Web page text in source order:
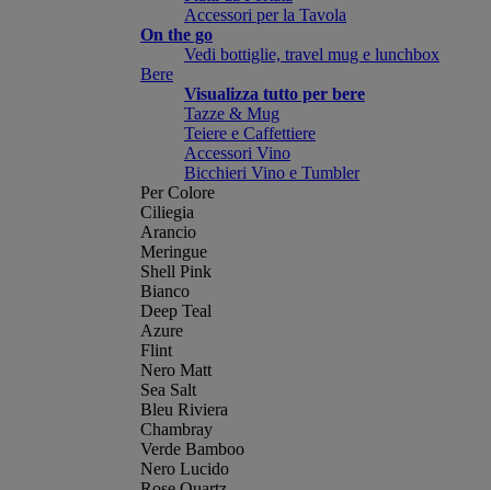
Accessori per la Tavola
On the go
Vedi bottiglie, travel mug e lunchbox
Bere
Visualizza tutto per bere
Tazze & Mug
Teiere e Caffettiere
Accessori Vino
Bicchieri Vino e Tumbler
Per Colore
Ciliegia
Arancio
Meringue
Shell Pink
Bianco
Deep Teal
Azure
Flint
Nero Matt
Sea Salt
Bleu Riviera
Chambray
Verde Bamboo
Nero Lucido